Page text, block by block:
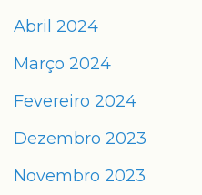
Abril 2024
Março 2024
Fevereiro 2024
Dezembro 2023
Novembro 2023